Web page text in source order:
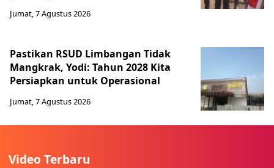
Jumat, 7 Agustus 2026
Pastikan RSUD Limbangan Tidak
Mangkrak, Yodi: Tahun 2028 Kita
Persiapkan untuk Operasional
Jumat, 7 Agustus 2026
Video Terbaru